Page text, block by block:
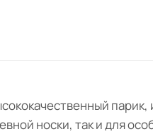
носки, так и для